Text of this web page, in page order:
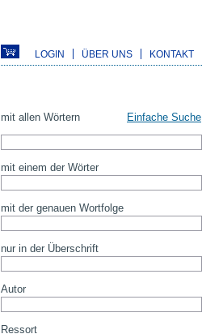
LOGIN ÜBER UNS KONTAKT
mit allen Wörtern Einfache Suche
mit einem der Wörter
mit der genauen Wortfolge
nur in der Überschrift
Autor
Ressort